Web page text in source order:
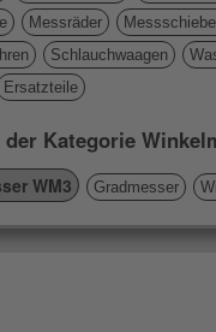
Messräder
Schlauchwaagen
Ersatzteile
Kategorie
WM3 Gradmesser